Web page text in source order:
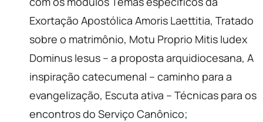
Exortação Apostólica Amoris Laettitia, Tratado
sobre o matrimônio, Motu Proprio Mitis Iudex
Dominus Iesus – a proposta arquidiocesana, A
inspiração catecumenal – caminho para a
evangelização, Escuta ativa – Técnicas para os
encontros do Serviço Canônico;